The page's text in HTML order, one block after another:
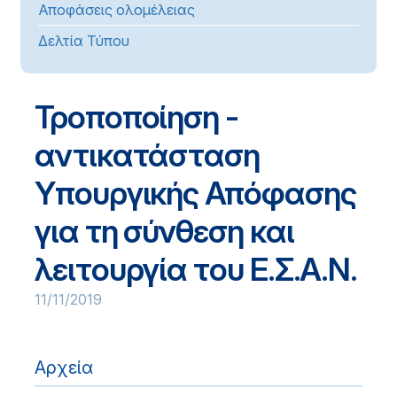
Αποφάσεις ολομέλειας
Δελτία Τύπου
Τροποποίηση -
αντικατάσταση
Yπουργικής Απόφασης
για τη σύνθεση και
λειτουργία του Ε.Σ.Α.Ν.
11/11/2019
Αρχεία